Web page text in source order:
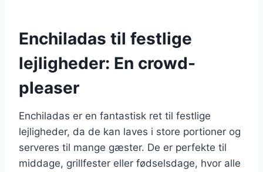
Enchiladas til festlige
lejligheder: En crowd-
pleaser
Enchiladas er en fantastisk ret til festlige
lejligheder, da de kan laves i store portioner og
serveres til mange gæster. De er perfekte til
middage, grillfester eller fødselsdage, hvor alle